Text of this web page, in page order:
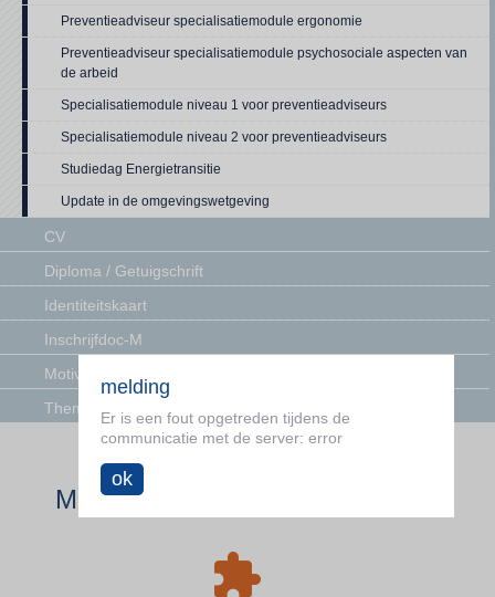
Preventieadviseur specialisatiemodule ergonomie
Preventieadviseur specialisatiemodule psychosociale aspecten van
de arbeid
Specialisatiemodule niveau 1 voor preventieadviseurs
Specialisatiemodule niveau 2 voor preventieadviseurs
Studiedag Energietransitie
Update in de omgevingswetgeving
CV
Diploma / Getuigschrift
Identiteitskaart
Inschrijfdoc-M
Motivatie voor de opleiding
Thema-Social
Meetmodule arbeidshygiëne

melding
Er is een fout opgetreden tijdens de
communicatie met de server: error
ok